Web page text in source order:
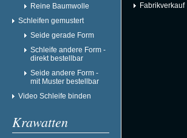
Reine Baumwolle
Schleifen gemustert
Seide gerade Form
Schleife andere Form -
direkt bestellbar
Seide andere Form -
mit Muster bestellbar
Video Schleife binden
Krawatten
Fabrikverkauf